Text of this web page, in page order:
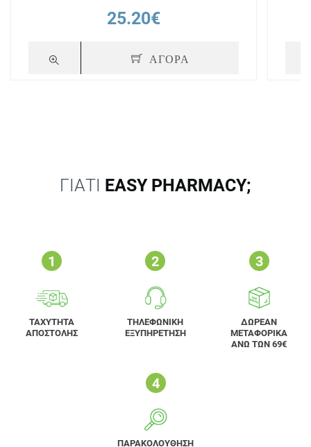
25.20€
ΑΓΟΡΑ
ΓΙΑΤΙ EASY PHARMACY;
ΤΑΧΥΤΗΤΑ
ΑΠΟΣΤΟΛΗΣ
ΤΗΛΕΦΩΝΙΚΗ
ΕΞΥΠΗΡΕΤΗΣΗ
ΔΩΡΕΑΝ
ΜΕΤΑΦΟΡΙΚΑ
ΑΝΩ ΤΩΝ 69€
ΠΑΡΑΚΟΛΟΥΘΗΣΗ